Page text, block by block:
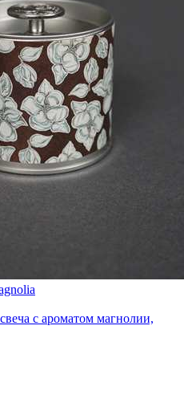
с ароматом магнолии,